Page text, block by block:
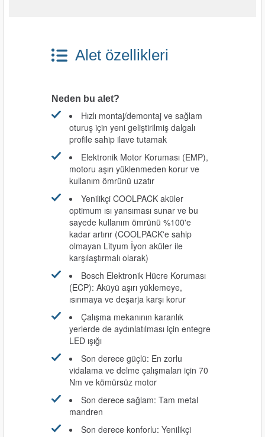
Alet özellikleri
Neden bu alet?
Hızlı montaj/demontaj ve sağlam
oturuş için yeni geliştirilmiş dalgalı
profile sahip ilave tutamak
Elektronik Motor Koruması (EMP),
motoru aşırı yüklenmeden korur ve
kullanım ömrünü uzatır
Yenilikçi COOLPACK aküler
optimum ısı yansıması sunar ve bu
sayede kullanım ömrünü %100'e
kadar artırır (COOLPACK'e sahip
olmayan Lityum İyon aküler ile
karşılaştırmalı olarak)
Bosch Elektronik Hücre Koruması
(ECP): Aküyü aşırı yüklemeye,
ısınmaya ve deşarja karşı korur
Çalışma mekanının karanlık
yerlerde de aydınlatılması için entegre
LED ışığı
Son derece güçlü: En zorlu
vidalama ve delme çalışmaları için 70
Nm ve kömürsüz motor
Son derece sağlam: Tam metal
mandren
Son derece konforlu: Yenilikçi